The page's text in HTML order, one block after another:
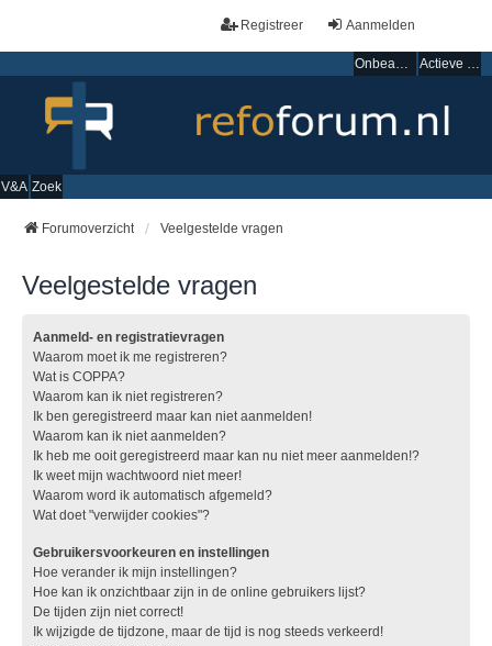
Aanmelden
Registreer
Onbeantwoorde onderwerpen Actieve onderwerpen
V&A Zoek
Forumoverzicht Veelgestelde vragen
Veelgestelde vragen
Aanmeld- en registratievragen
Waarom moet ik me registreren?
Wat is COPPA?
Waarom kan ik niet registreren?
Ik ben geregistreerd maar kan niet aanmelden!
Waarom kan ik niet aanmelden?
Ik heb me ooit geregistreerd maar kan nu niet meer aanmelden!?
Ik weet mijn wachtwoord niet meer!
Waarom word ik automatisch afgemeld?
Wat doet "verwijder cookies"?
Gebruikersvoorkeuren en instellingen
Hoe verander ik mijn instellingen?
Hoe kan ik onzichtbaar zijn in de online gebruikers lijst?
De tijden zijn niet correct!
Ik wijzigde de tijdzone, maar de tijd is nog steeds verkeerd!